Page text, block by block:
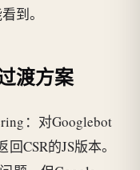
到。
渡方案
：对Googlebot
CSR的JS版本。